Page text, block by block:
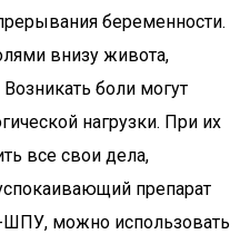
беременности.
внизу живота,
боли могут
нагрузки. При их
все свои дела,
препарат
можно использовать